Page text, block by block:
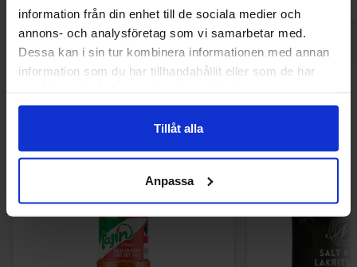
information från din enhet till de sociala medier och
annons- och analysföretag som vi samarbetar med.
Dessa kan i sin tur kombinera informationen med annan
information som du har tillhandahållit eller som de har
Tillåt alla
Anpassa
Andre kunne lide